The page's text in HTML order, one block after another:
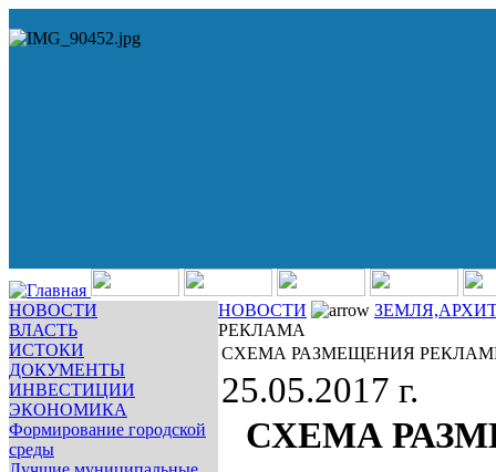
НОВОСТИ
ВЛАСТЬ
ИСТОКИ
ДОКУМЕНТЫ
ИНВЕСТИЦИИ
ЭКОНОМИКА
Формирование городской
среды
НОВОСТИ
РЕКЛАМА
СХЕМА РАЗМЕЩЕНИЯ
25.05.2017 г.
СХЕМА